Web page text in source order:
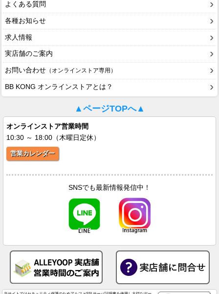
よくある質問
各種お知らせ
求人情報
実店舗のご案内
お問い合わせ （オンラインストア専用）
BB KONG オンラインストアとは？
▲ページTOPへ▲
オンラインストア営業時間
10:30 ～ 18:00（木曜日定休）
営業カレンダー
SNSでも最新情報発信中！